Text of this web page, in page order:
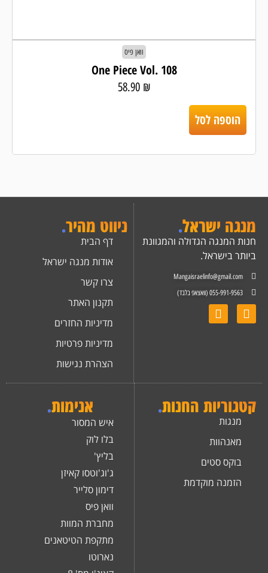
וואן פיס
One Piece Vol. 108
58.90 ₪
הוספה לסל
מנגה ישראל.
חנות המנגה הגדולה והמגוונת
ביותר בישראל.
Mangaisraelinfo@gmail.com
055-991-9563 (וואצאפ בלבד)
ניווט מהיר.
דף הבית
אודות מנגה ישראל
צרו קשר
תקנון האתר
מדיניות החזרים
מדיניות פרטיות
הצהרת נגישות
קטגוריות החנות.
מנגות
מאנהוות
בוקס סטים
הזמנה מוקדמת
אנימות.
איש המסור
בלו לוק
בליץ'
ג'וג'וטסו קאיזן
דימון סלייר
וואן פיס
מחברת המוות
מתקפת הטיטאנים
נארוטו